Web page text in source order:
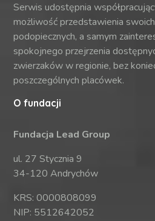
Serwis udostępnia
możliwość przedstawienia
podopiecznych, a samym
spokojnego przejrzenia
zwierzaków w regionie, bez
poszczególnych placówek.
O fundacji
Fundacja Lead Group
ul. 27 Stycznia 9
34-120 Andrychów
KRS: 0000808099
NIP: 5512642052